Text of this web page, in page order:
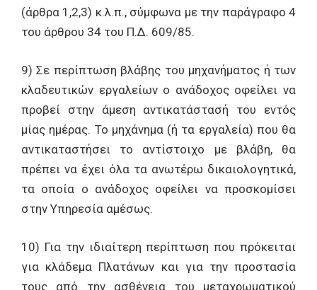
(άρθρα 1,2,3) κ.λ.π., σύμφωνα με την παράγραφο 4
του άρθρου 34 του Π.Δ. 609/85.
9) Σε περίπτωση βλάβης του μηχανήματος ή των
κλαδευτικών εργαλείων ο ανάδοχος οφείλει να
προβεί στην άμεση αντικατάστασή του εντός
μίας ημέρας. Το μηχάνημα (ή τα εργαλεία) που θα
αντικαταστήσει το αντίστοιχο με βλάβη, θα
πρέπει να έχει όλα τα ανωτέρω δικαιολογητικά,
τα οποία ο ανάδοχος οφείλει να προσκομίσει
στην Υπηρεσία αμέσως.
10) Για την ιδιαίτερη περίπτωση που πρόκειται
για κλάδεμα Πλατάνων και για την προστασία
τους από την ασθένεια του μεταχρωματικού